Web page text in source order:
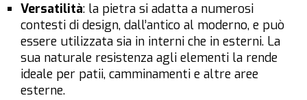
Versatilità: la pietra si adatta a numerosi
contesti di design, dall’antico al moderno, e può
essere utilizzata sia in interni che in esterni. La
sua naturale resistenza agli elementi la rende
ideale per patii, camminamenti e altre aree
esterne.